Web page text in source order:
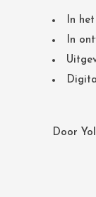
In
In
Door